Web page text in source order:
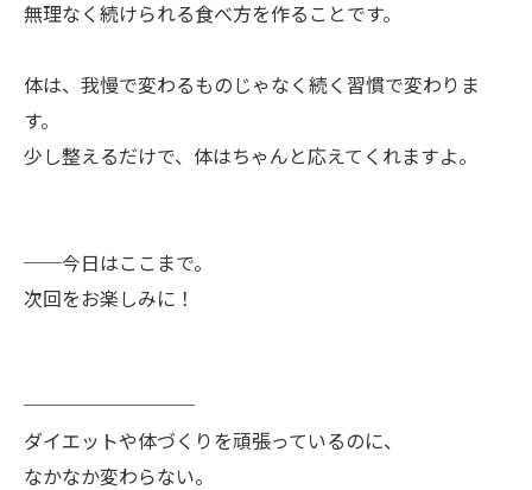
無理なく続けられる食べ方を作ることです。
体は、我慢で変わるものじゃなく続く習慣で変わりま
す。
少し整えるだけで、体はちゃんと応えてくれますよ。
──今日はここまで。
次回をお楽しみに！
─────────
ダイエットや体づくりを頑張っているのに、
なかなか変わらない。